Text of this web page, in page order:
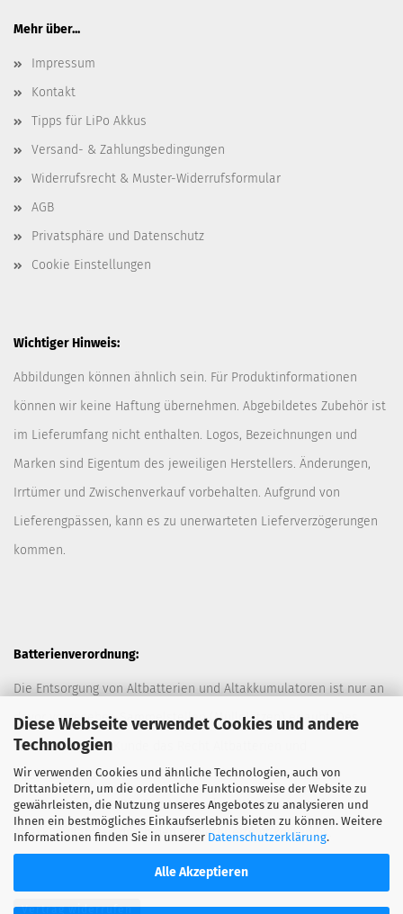
Diese Webseite verwendet Cookies und andere
Technologien
Wir verwenden Cookies und ähnliche Technologien, auch von
Drittanbietern, um die ordentliche Funktionsweise der Website zu
gewährleisten, die Nutzung unseres Angebotes zu analysieren und
Ihnen ein bestmögliches Einkaufserlebnis bieten zu können. Weitere
Informationen finden Sie in unserer Datenschutzerklärung.
Alle Akzeptieren
Mehr über...
Impressum
Kontakt
Tipps für LiPo Akkus
Versand- & Zahlungsbedingungen
Widerrufsrecht & Muster-Widerrufsformular
AGB
Privatsphäre und Datenschutz
Cookie Einstellungen
Wichtiger Hinweis:
Abbildungen können ähnlich sein. Für Produktinformationen
können wir keine Haftung übernehmen. Abgebildetes Zubehör ist
im Lieferumfang nicht enthalten. Logos, Bezeichnungen und
Marken sind Eigentum des jeweiligen Herstellers. Änderungen,
Irrtümer und Zwischenverkauf vorbehalten. Aufgrund von
Lieferengpässen, kann es zu unerwarteten Lieferverzögerungen
kommen.
Batterienverordnung:
Die Entsorgung von Altbatterien und Altakkumulatoren ist nur an
davor vorgesehen Sammelstellen (Müllplätzen) erlaubt. Des
Weiteren hat der Kunde das Recht Altbatterien und
Altakkumulatoren ausreichend frankiert an den Anbieter
zurückzuschicken. Die Entsorgung der Altbatterien und
Altakkumulatoren durch den Anbieter erfolgt kostenlos.
Vertrag widerrufen